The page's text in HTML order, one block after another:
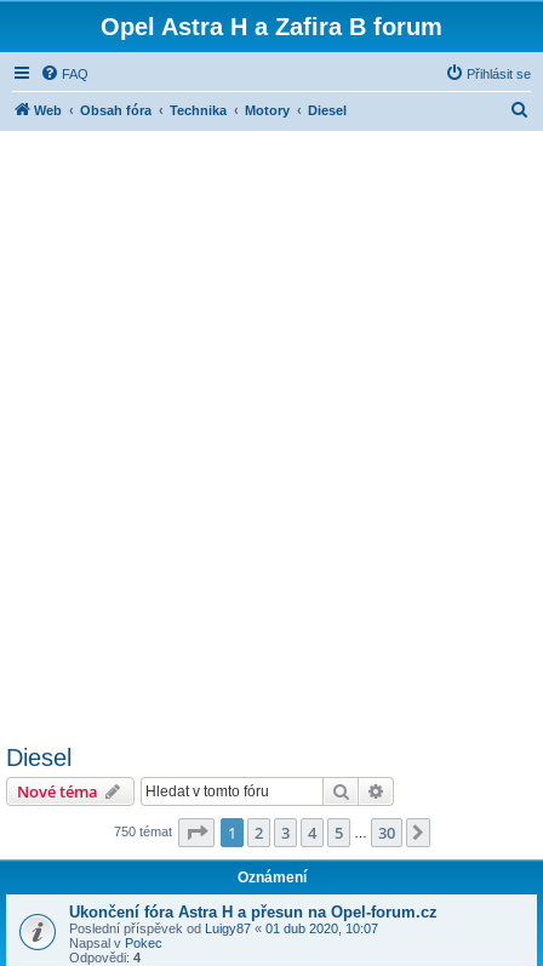
Opel Astra H a Zafira B forum
FAQ Přihlásit se
Web Obsah fóra Technika Motory Diesel
Diesel
Nové téma Hledat
750 témat Stránka z 30
1 2 3 4 5 30
Oznámení
Ukončení fóra Astra H a přesun na Opel-forum.cz
Poslední příspěvek od Luigy87 « 01 dub 2020, 10:07
Napsal v Pokec
Odpovědi: 4